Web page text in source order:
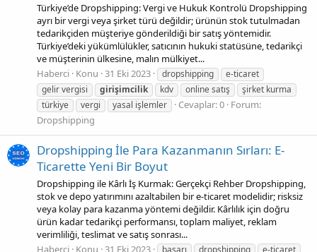
Türkiye’de Dropshipping: Vergi ve Hukuk Kontrolü Dropshipping
ayrı bir vergi veya şirket türü değildir; ürünün stok tutulmadan
tedarikçiden müşteriye gönderildiği bir satış yöntemidir.
Türkiye’deki yükümlülükler, satıcının hukuki statüsüne, tedarikçi
ve müşterinin ülkesine, malın mülkiyet...
Haberci Konu 31 Eki 2023 dropshipping
e-ticaret
gelir vergisi
girişimcilik kdv online satış
şirket kurma
türkiye
vergi yasal işlemler Cevaplar: 0 Forum:
Dropshipping
Dropshipping İle Para Kazanmanın Sırları: E-
Ticarette Yeni Bir Boyut
Dropshipping ile Kârlı İş Kurmak: Gerçekçi Rehber Dropshipping,
stok ve depo yatırımını azaltabilen bir e-ticaret modelidir; risksiz
veya kolay para kazanma yöntemi değildir. Kârlılık için doğru
ürün kadar tedarikçi performansı, toplam maliyet, reklam
verimliliği, teslimat ve satış sonrası...
Haberci Konu 31 Eki 2023 başarı dropshipping e-ticaret